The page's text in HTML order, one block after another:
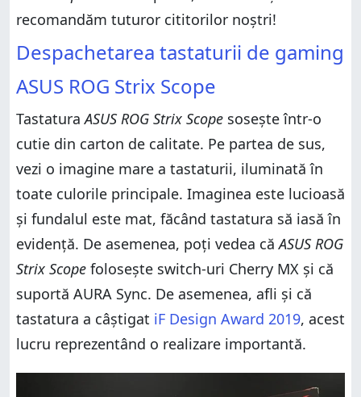
recomandăm tuturor cititorilor noștri!
Despachetarea tastaturii de gaming
ASUS ROG Strix Scope
TastaturaASUS ROG Strix Scope sosește într-o
cutie din carton de calitate. Pe partea de sus,
vezi o imagine mare a tastaturii, iluminată în
toate culorile principale. Imaginea este lucioasă
și fundalul este mat, făcând tastatura să iasă în
evidență. De asemenea, poți vedea căASUS ROG
Strix Scope folosește switch-uri Cherry MX și că
suportă AURA Sync. De asemenea, afli și că
tastatura a câștigat iF Design Award 2019, acest
lucru reprezentând o realizare importantă.